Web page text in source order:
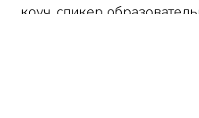
коуч, спикер